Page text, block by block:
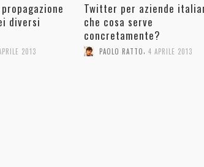
diversi
2013
Twitter per aziende
che cosa serve
concretamente?
PAOLO RATTO, 4 APRILE 2013